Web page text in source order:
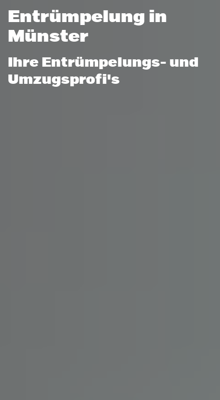
Entrümpelung in
Münster
Ihre Entrümpelungs- und
Umzugsprofi's